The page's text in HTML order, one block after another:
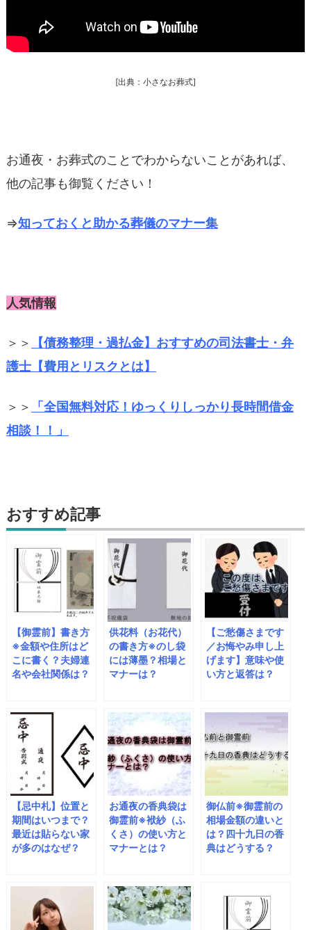
[出典：小さなお葬式]
お通夜・お葬式のことでわからないことがあれば、
他の記事も御覧ください！
⇒知っておくと助かる葬儀のマナー集
人気情報
＞＞
【債務整理・過払金】おすすめの司法書士・弁
護士【費用とリスクとは】
＞＞
「全国無料対応！ゆっくりしっかり長時間借金
相談！！」
おすすめ記事
【御霊前】書き方
※金額や住所はど
こに書く？夫婦連
名や会社関係は？
供花料（お花代）
の書き方※のし袋
には薄墨？相場と
マナーは？
【ご愁傷さまです
／お悔やみ申し上
げます】意味や使
い方と返答は？
【忌中札】位置と
期間はいつまで？
最近は貼らない家
が多のはなぜ？
お通夜の香典袋は
御霊前※袱紗（ふ
くさ）の使い方と
マナーとは？
御仏前※御霊前の
相場金額の違いと
は？四十九日の香
典はどうする？